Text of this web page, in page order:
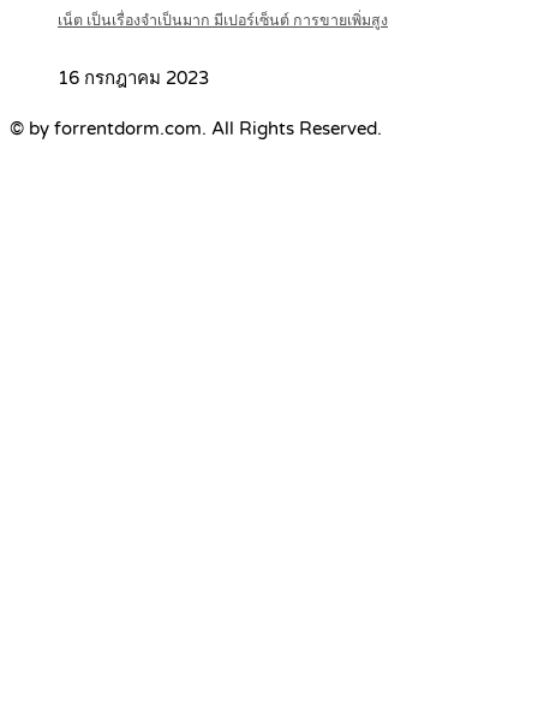
เน็ต เป็นเรื่องจำเป็นมาก มีเปอร์เซ็นต์ การขายเพิ่มสูง
16 กรกฎาคม 2023
© by forrentdorm.com. All Rights Reserved.